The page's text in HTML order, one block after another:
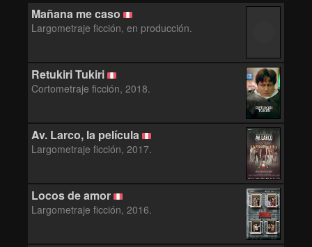
Mañana me caso
Largometraje ficción, en producción.
Retukiri Tukiri
Cortometraje ficción, 2018.
RETUKIRI
TUKIRI
Av. Larco, la película
Largometraje ficción, 2017.
Locos de amor
Largometraje ficción, 2016.